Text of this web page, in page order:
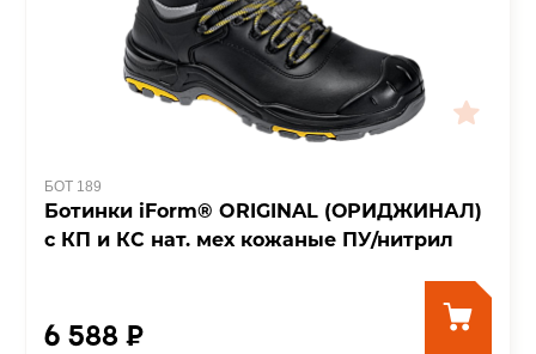
БОТ 189
Ботинки iForm® ORIGINAL (ОРИДЖИНАЛ)
с КП и КС нат. мех кожаные ПУ/нитрил
6 588 ₽